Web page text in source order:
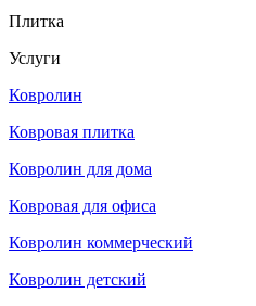
Плитка
Услуги
Ковролин
Ковровая плитка
Ковролин для дома
Ковровая для офиса
Ковролин коммерческий
Ковролин детский